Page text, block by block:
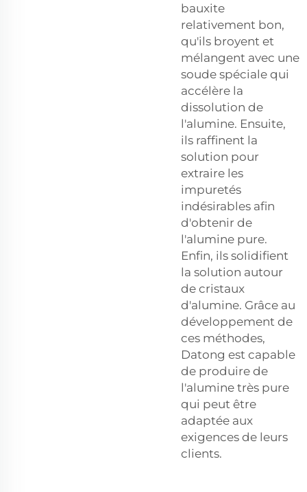
bauxite
relativement bon,
qu'ils broyent et
mélangent avec une
soude spéciale qui
accélère la
dissolution de
l'alumine. Ensuite,
ils raffinent la
solution pour
extraire les
impuretés
indésirables afin
d'obtenir de
l'alumine pure.
Enfin, ils solidifient
la solution autour
de cristaux
d'alumine. Grâce au
développement de
ces méthodes,
Datong est capable
de produire de
l'alumine très pure
qui peut être
adaptée aux
exigences de leurs
clients.